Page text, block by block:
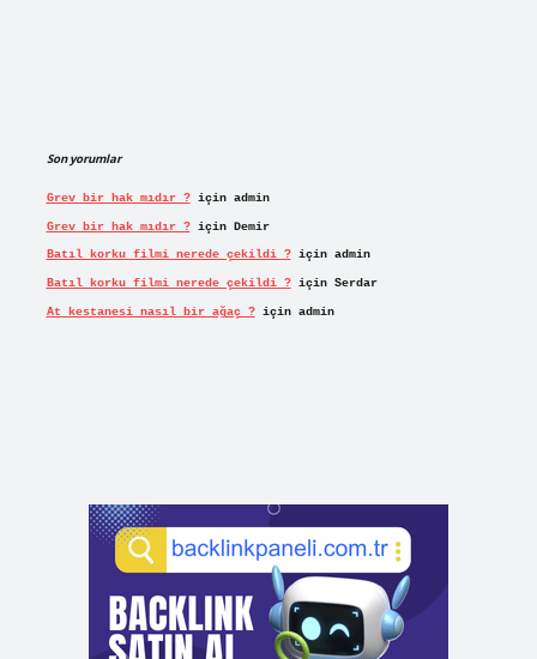
Son yorumlar
Grev bir hak mıdır ?için admin
Grev bir hak mıdır ?için Demir
Batıl korku filmi nerede çekildi ?için admin
Batıl korku filmi nerede çekildi ?için Serdar
At kestanesi nasıl bir ağaç ?için admin